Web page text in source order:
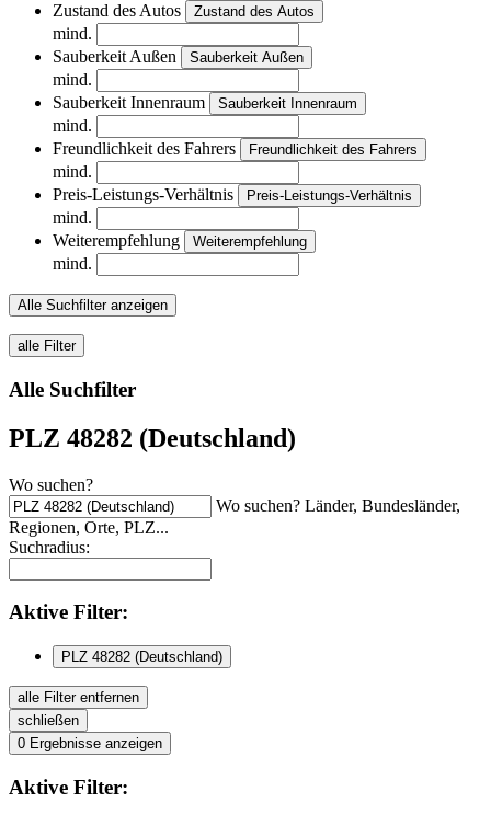
Zustand des Autos Zustand des Autos
mind.
Sauberkeit Außen
Sauberkeit Außen
mind.
Sauberkeit Innenraum
Sauberkeit Innenraum
mind.
Freundlichkeit des Fahrers
Freundlichkeit des Fahrers
mind.
Preis-Leistungs-Verhältnis
Preis-Leistungs-Verhältnis
mind.
Weiterempfehlung
Weiterempfehlung
mind.
Alle Suchfilter anzeigen
alle Filter
Alle Suchfilter
PLZ 48282 (Deutschland)
Wo suchen?
Wo suchen? Länder, Bundesländer,
Regionen, Orte, PLZ...
Suchradius:
Aktive Filter:
PLZ 48282 (Deutschland)
alle Filter entfernen
schließen
0 Ergebnisse anzeigen
Aktive Filter: